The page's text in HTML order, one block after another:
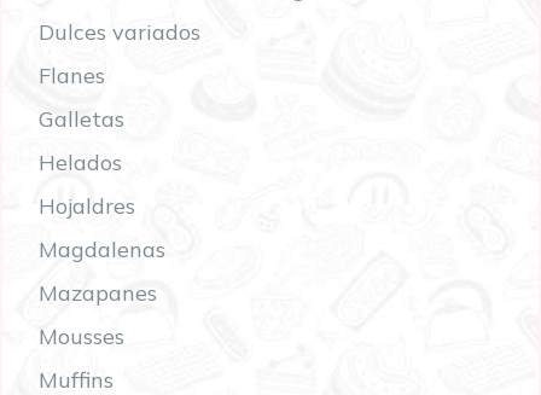
Dulces variados
Flanes
Galletas
Helados
Hojaldres
Magdalenas
Mazapanes
Mousses
Muffins